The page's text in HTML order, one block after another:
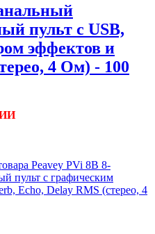
пульт с USB,
эффектов и
4 Ом) - 100